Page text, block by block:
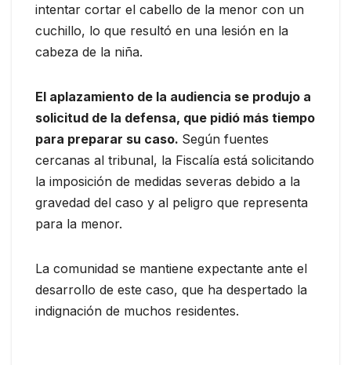
intentar cortar el cabello de la menor con un
cuchillo, lo que resultó en una lesión en la
cabeza de la niña.
El aplazamiento de la audiencia se produjo a
solicitud de la defensa, que pidió más tiempo
para preparar su caso. Según fuentes
cercanas al tribunal, la Fiscalía está solicitando
la imposición de medidas severas debido a la
gravedad del caso y al peligro que representa
para la menor.
La comunidad se mantiene expectante ante el
desarrollo de este caso, que ha despertado la
indignación de muchos residentes.